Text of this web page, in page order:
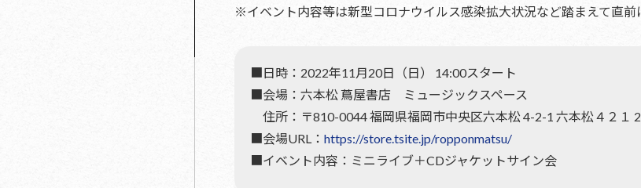
※イベント内容等は新型コロナウイルス感染拡大状況など踏まえて直前
■日時：2022年11月20日（日） 14:00スタート
■会場：六本松 蔦屋書店 ミュージックスペース
住所：〒810-0044 福岡県福岡市中央区六本松 4-2-1 六本松４２１
■会場URL： https://store.tsite.jp/ropponmatsu/
■イベント内容：ミニライブ＋CDジャケットサイン会